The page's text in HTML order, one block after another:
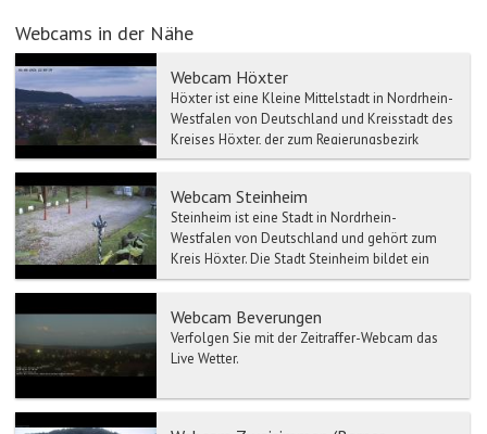
Webcams in der Nähe
Webcam Höxter
Höxter ist eine Kleine Mittelstadt in Nordrhein-
Westfalen von Deutschland und Kreisstadt des
Kreises Höxter, der zum Regierungsbezirk
Detmold gehör...
Webcam Steinheim
Steinheim ist eine Stadt in Nordrhein-
Westfalen von Deutschland und gehört zum
Kreis Höxter. Die Stadt Steinheim bildet ein
Mittelzentrum in der St...
Webcam Beverungen
Verfolgen Sie mit der Zeitraffer-Webcam das
Live Wetter.